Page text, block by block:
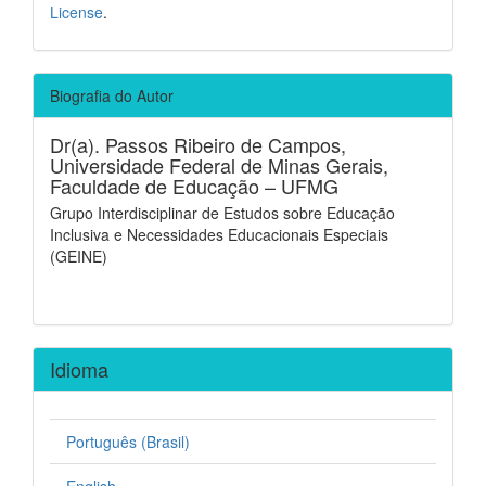
License.
Biografia do Autor
Dr(a). Passos Ribeiro de Campos,
Universidade Federal de Minas Gerais,
Faculdade de Educação – UFMG
Grupo Interdisciplinar de Estudos sobre Educação
Inclusiva e Necessidades Educacionais Especiais
(GEINE)
Idioma
Português (Brasil)